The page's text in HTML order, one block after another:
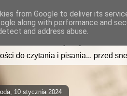
do czytania i pisania... przed
10 stycznia 2024
from Google to deliver its
along with performance and
and address abuse.